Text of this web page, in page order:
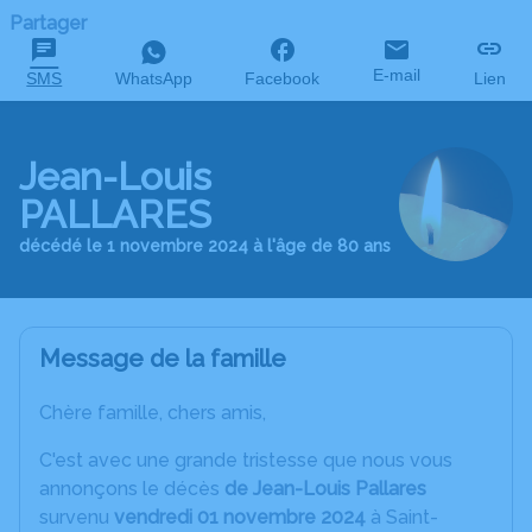
Partager
SMS WhatsApp Facebook E-mail Lien
Jean-Louis
PALLARES
décédé le 1 novembre 2024 à l'âge de 80 ans
Message de la famille
Chère famille, chers amis,
C'est avec une grande tristesse que nous vous
annonçons le décès de Jean-Louis Pallares
survenu vendredi 01 novembre 2024 à Saint-